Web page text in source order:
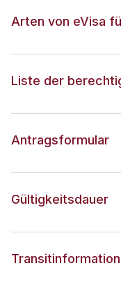
Arten von eVisa
Liste der
Antragsformular
Gültigkeitsdauer